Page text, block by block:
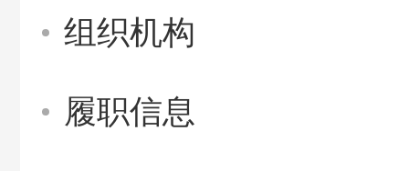
组织机构
履职信息